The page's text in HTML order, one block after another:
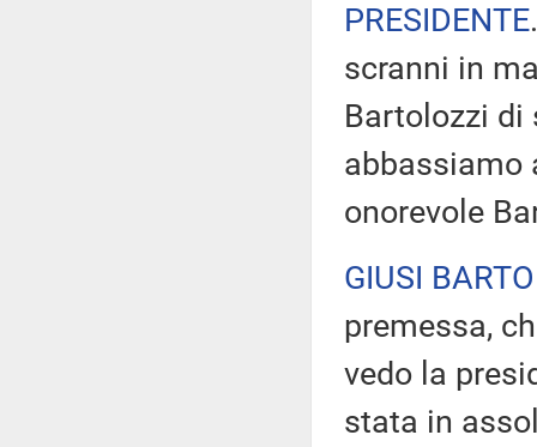
PRESIDENTE
scranni in
Bartolozzi di
abbassiamo
onorevole
GIUSI
premessa,
vedo la
stata in